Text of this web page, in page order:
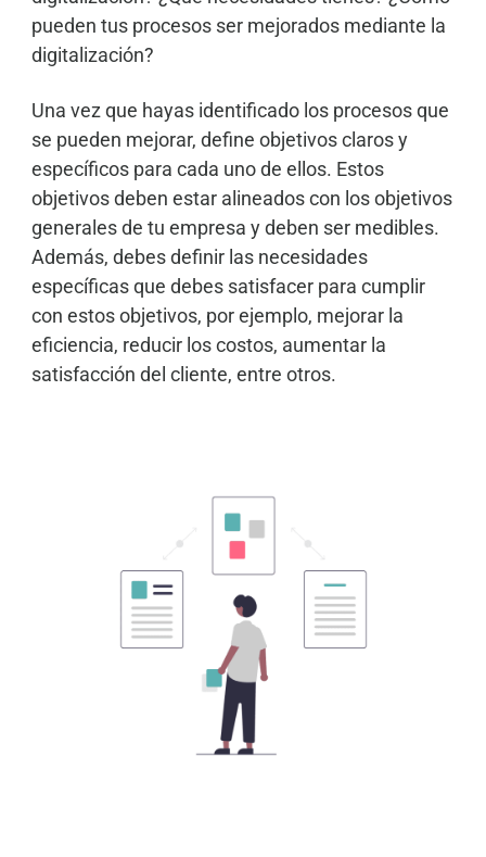
pueden tus procesos ser mejorados mediante la
digitalización?
Una vez que hayas identificado los procesos que
se pueden mejorar, define objetivos claros y
específicos para cada uno de ellos. Estos
objetivos deben estar alineados con los objetivos
generales de tu empresa y deben ser medibles.
Además, debes definir las necesidades
específicas que debes satisfacer para cumplir
con estos objetivos, por ejemplo, mejorar la
eficiencia, reducir los costos, aumentar la
satisfacción del cliente, entre otros.